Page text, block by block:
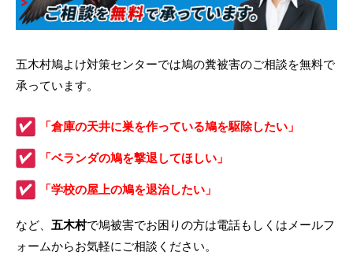
五木村鳩よけ対策センターでは鳩の糞被害のご相談を無料で
承っています。
「倉庫の天井に巣を作っている鳩を駆除したい」
「ベランダの鳩を撃退してほしい」
「学校の屋上の鳩を退治したい」
など、 五木村で鳩被害でお困りの方は電話もしくはメールフ
ォームからお気軽にご相談ください。